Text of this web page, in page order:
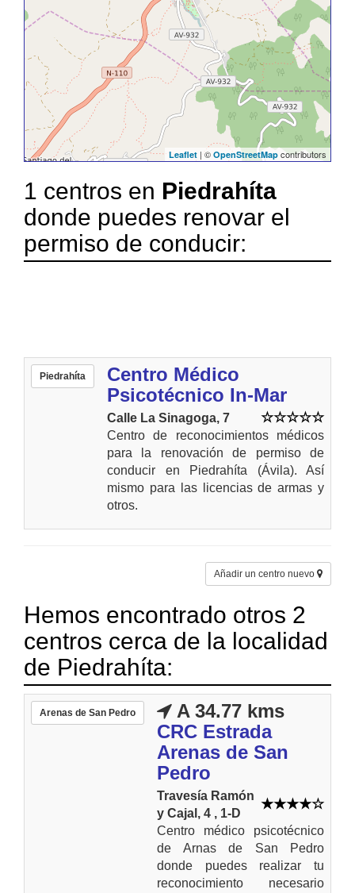
Leaflet | © OpenStreetMap contributors
1 centros en Piedrahíta
donde puedes renovar el
permiso de conducir:
Piedrahíta
Centro Médico
Psicotécnico In-Mar
Calle La Sinagoga, 7
Centro de reconocimientos médicos
para la renovación de permiso de
conducir en Piedrahíta (Ávila). Así
mismo para las licencias de armas y
otros.
Añadir un centro nuevo
Hemos encontrado otros 2
centros cerca de la localidad
de Piedrahíta:
Arenas de San Pedro
A 34.77 kms
CRC Estrada
Arenas de San
Pedro
Travesía Ramón
y Cajal, 4 , 1-D
Centro médico psicotécnico
de Arnas de San Pedro
donde puedes realizar tu
reconocimiento necesario